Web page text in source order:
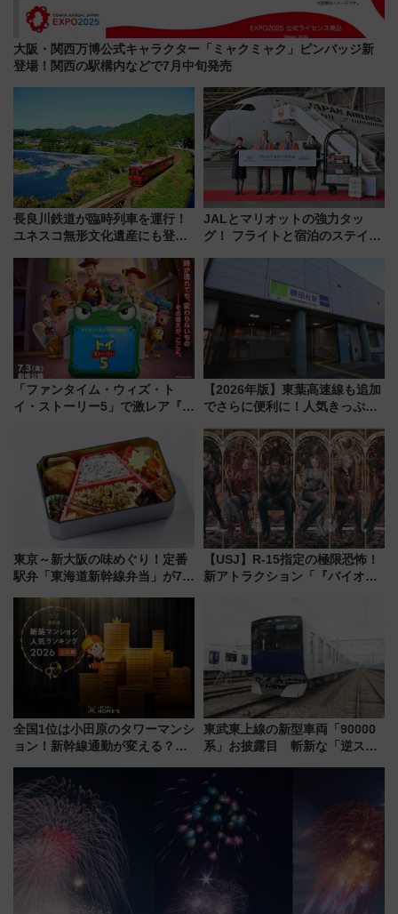
大阪・関西万博公式キャラクター「ミャクミャク」ピンバッジ新
登場！関西の駅構内などで7月中旬発売
長良川鉄道が臨時列車を運行！
ユネスコ無形文化遺産にも登録
に 乗車には予約が必要
JALとマリオットの強力タッ
グ！ フライトと宿泊のステイタ
上級会員資格を効率よく獲得す
る方法を解説
「ファンタイム・ウィズ・ト
イ・ストーリー5」で激レア『ロ
デコレーションも徹底解説
【2026年版】東葉高速線も追加
でさらに便利に！人気きっぷ
今年も発売 秋・早春に千葉県を
巡るなら使い勝手・コスパ抜群
東京～新大阪の味めぐり！定番
駅弁「東海道新幹線弁当」が7月
【USJ】R-15指定の極限恐怖！
新アトラクション「『バイオハ
怖に泣き叫べ―
全国1位は小田原のタワーマンシ
ョン！新幹線通勤が変える？
【新築マンション人気ランキン
グ】
東武東上線の新型車両「90000
系」お披露目 斬新な「逆スラ
放的な車内空間に注目、デビュ
ーは9月